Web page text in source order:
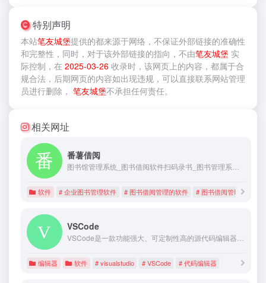
特别声明
本站笔友城堡提供的都来源于网络，不保证外部链接的准确性
和完整性，同时，对于该外部链接的指向，不由笔友城堡 实
际控制，在 2025-03-26 收录时，该网页上的内容，都属于合
规合法，后期网页的内容如出现违规，可以直接联系网站管理
员进行删除， 笔友城堡不承担任何责任。
相关网址
番薯借阅
图书馆管理系统_图书借阅软件扫码录书_图书管理系统软件-番薯借阅，番薯借阅隶属于云阁（上海）信息科技有限公司，专注为企业职工书屋、儿童绘本馆、社区书屋等提供专业的图书借阅管理移动端云解决方案。
软件 # 企业图书管理软件 # 图书借阅管理的软件 # 图书借阅管理软件
VSCode
VSCode是一款功能强大、可定制性高的源代码编辑器，适用于各种编程语言和开发场景。它的简单易用和丰富的扩展生态系统使得它成为众多开发者的首选工具之一。
编辑器 软件 # visualstudio # VSCode # 代码编辑器